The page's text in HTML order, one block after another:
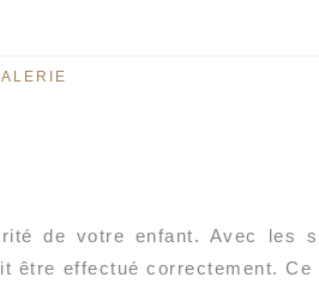
de votre enfant. Avec les
être effectué correctement.